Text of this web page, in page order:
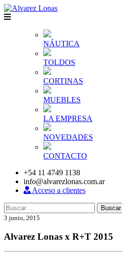
NÁUTICA
TOLDOS
CORTINAS
MUEBLES
LA EMPRESA
NOVEDADES
CONTACTO
+54 11 4749 1138
info@alvarezlonas.com.ar
Acceso a clientes
Buscar:
3 junio, 2015
Alvarez Lonas x R+T 2015